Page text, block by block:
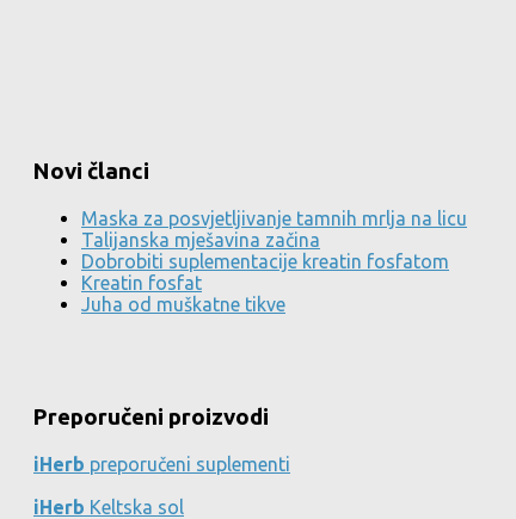
Novi članci
Maska za posvjetljivanje tamnih mrlja na licu
Talijanska mješavina začina
Dobrobiti suplementacije kreatin fosfatom
Kreatin fosfat
Juha od muškatne tikve
Preporučeni proizvodi
iHerb preporučeni suplementi
iHerb Keltska sol